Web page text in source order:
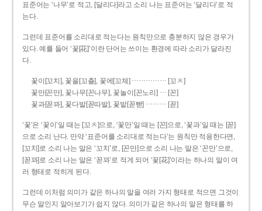
표준어는 ‘나무’로 적고, [달리다]라고 소리 나는 표준어는 ‘달리다’로 적
는다.
그런데 표준어를 소리대로 적는다는 원칙만으로 충분하지 않은 경우가
있다. 예를 들어 ‘꽃[花]’이란 단어는 쓰이는 환경에 따라 소리가 달라진
다.
꽃이[꼬치], 꽃을[꼬츨], 꽃에[꼬체] …………… [꼬ㅊ]
꽃만[꼰만], 꽃나무[꼰나무], 꽃놀이[꼰노리] … [꼰]
꽃과[꼳꽈], 꽃다발[꼳따발], 꽃밭[꼳빧] ……… [꼳]
‘꽃’은 ‘꽃이’일 때는 [꼬ㅊ]으로, ‘꽃만’일 때는 [꼰]으로, ‘꽃과’일 때는 [꼳]
으로 소리 난다. 만약 ‘표준어를 소리대로 적는다’는 원칙만 적용한다면,
[꼬치]로 소리 나는 말은 ‘꼬치’로, [꼰만]으로 소리 나는 말은 ‘꼰만’으로,
[꼳꽈]로 소리 나는 말은 ‘꼳꽈’로 적게 되어 ‘꽃[花]’이라는 하나의 말이 여
러 형태로 적히게 된다.
그런데 이처럼 의미가 같은 하나의 말을 여러 가지 형태로 적으면 그것이
무슨 말인지 알아보기가 쉽지 않다. 의미가 같은 하나의 말은 형태를 하